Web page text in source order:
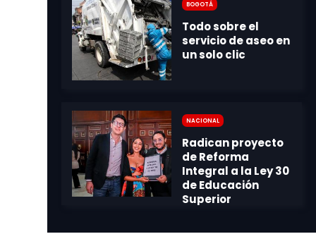
Bogotá
Nacional